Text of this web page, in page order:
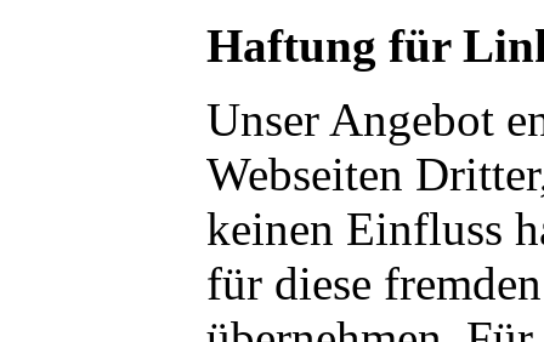
Haftung für
Unser Angebot
Webseiten
keinen Einfluss
für diese